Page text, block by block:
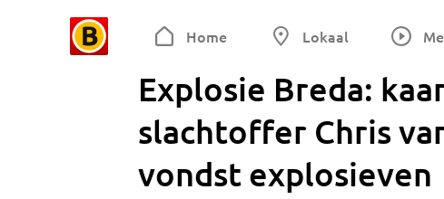
Home Lokaal
Explosie Breda:
slachtoffer Chris
vondst explosieven